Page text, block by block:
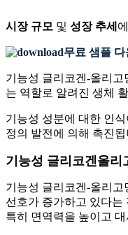
시장 규모 및 성장 추세
무료 샘플
기능성 글리코겐-올리고
는 역할로 알려진 생체
기능성 성분에 대한 인
정의 발전에 의해 촉진
기능성 글리코겐올리
기능성 글리코겐-올리
선호가 증가하고 있다는
특히 면역력을 높이고